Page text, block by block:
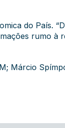
do País.
rumo à
Márcio